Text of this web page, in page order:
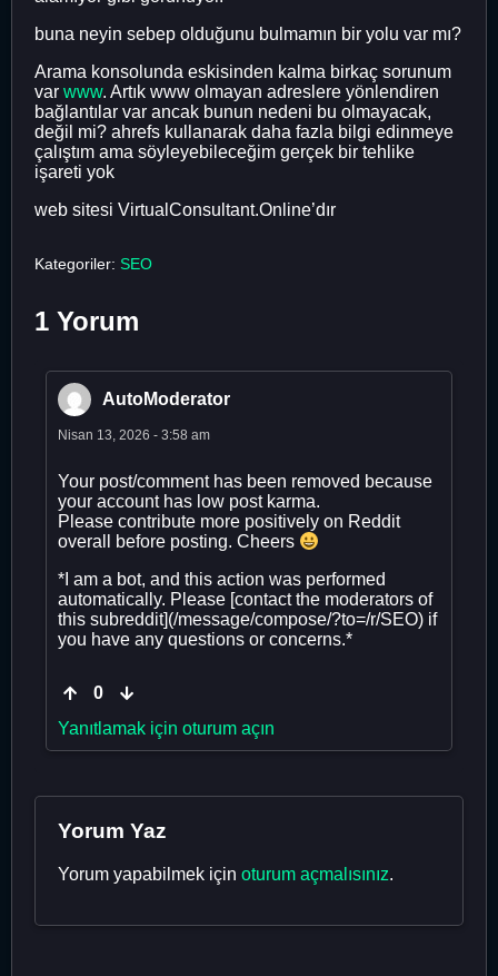
buna neyin sebep olduğunu bulmamın bir yolu var mı?
Arama konsolunda eskisinden kalma birkaç sorunum
var www. Artık www olmayan adreslere yönlendiren
bağlantılar var ancak bunun nedeni bu olmayacak,
değil mi? ahrefs kullanarak daha fazla bilgi edinmeye
çalıştım ama söyleyebileceğim gerçek bir tehlike
işareti yok
web sitesi VirtualConsultant.Online’dır
Kategoriler: SEO
1 Yorum
AutoModerator
Nisan 13, 2026 - 3:58 am
Your post/comment has been removed because
your account has low post karma.
Please contribute more positively on Reddit
overall before posting. Cheers
*I am a bot, and this action was performed
automatically. Please [contact the moderators of
this subreddit](/message/compose/?to=/r/SEO) if
you have any questions or concerns.*
0
Yanıtlamak için oturum açın
Yorum Yaz
Yorum yapabilmek için oturum açmalısınız.